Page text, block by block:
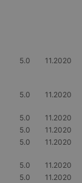
5.0 11.2020
5.0
11.2020
5.0
11.2020
5.0
11.2020
5.0
11.2020
5.0
11.2020
5.0
11.2020